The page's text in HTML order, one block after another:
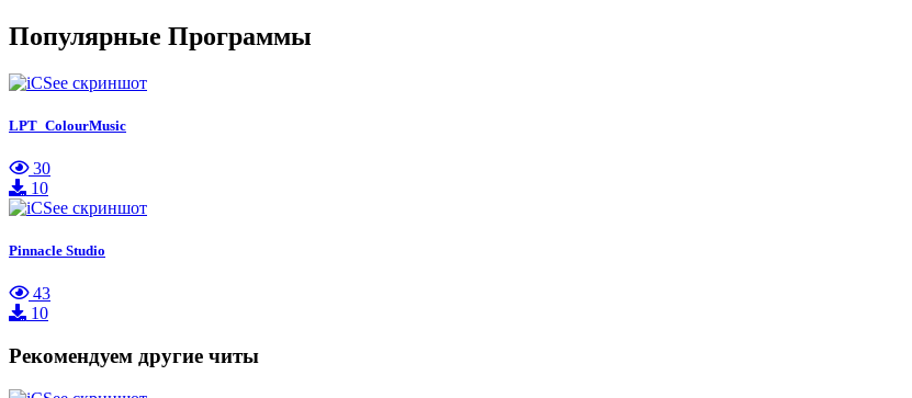
Популярные Программы
LPT_ColourMusic
30
10
Pinnacle Studio
43
10
Рекомендуем другие читы